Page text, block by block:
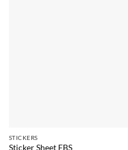
STICKERS
Sticker Sheet FBS